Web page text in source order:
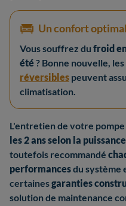
Un confort
Vous souffrez du froid
été ? Bonne nouvelle, les
réversibles peuvent
climatisation.
L'entretien de votre
les 2 ans selon la puissance
toutefois recommandé
performancesdu système
certainesgaranties
solution de maintenance